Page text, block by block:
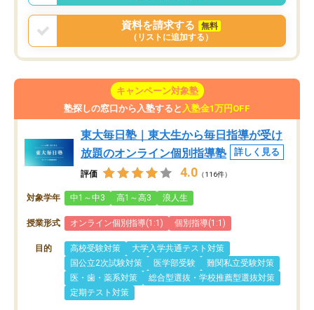
資料を請求する
無料
（リストに追加する）
キャンペーン対象塾
塾探しの窓口から入塾すると 入塾金1万円OFF
東大毎日塾｜東大生から毎日指導が受け
放題のオンライン個別指導塾
詳しく見る
評価 4.0 （116件）
対象学年 中1～中3 高1～高3 浪人生
授業形式 オンライン個別指導(1:1) 個別指導(1:1)
目的 高校受験対策
大学入学共通テスト対策
国公立2次試験対策
医学部受験
難関私立受験対策
医・歯・薬系対策
総合型選抜・学校推薦型選抜対策
定期テスト対策